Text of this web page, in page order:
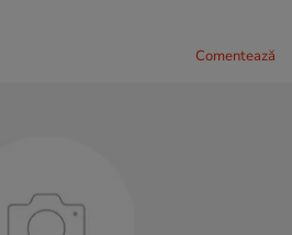
Comentează